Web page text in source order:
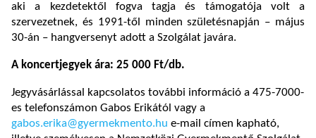
aki a kezdetektől fogva tagja és támogatója volt a
szervezetnek, és 1991-től minden születésnapján – május
30-án – hangversenyt adott a Szolgálat javára.
A koncertjegyek ára: 25 000 Ft/db.
Jegyvásárlással kapcsolatos további információ a 475-7000-
es telefonszámon Gabos Erikától vagy a
gabos.erika@gyermekmento.hu e-mail címen kapható,